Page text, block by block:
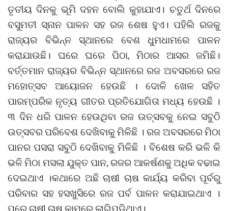
ତୃତୀୟ ଦିନକୁ ଭୂମି ଦହନ ବୋଲି କୁହାଯାଏ। ଚତୁର୍ଥ ଦିନରେ
ବସୁମତୀ ସ୍ନାନ ପାଳନ ସହ ରଜ ଶେଷ ହୁଏ। ପହିଲି ରଜକୁ
ରାଜ୍ୟର ବିଭିନ୍ନ ସ୍ଥାନରେ ବେଶ ଧୁମଧାମରେ ପାଳନ
କରାଯାଉଛି। ଘରେ ଘରେ ପିଠା, ମିଠାର ଆସର ଜମିଛି।
ବର୍ତ୍ତମାନ ରାଜ୍ୟର ବିଭିନ୍ନ ସ୍ଥାନରେ ରଜ ଅବସରରେ ରଜ
ମହୋତ୍ସବ ଆୟୋଜନ ହେଉଛି । ଦୋଳି ଖେଳ ସହିତ
ପାରମ୍ପରିକ ନୃତ୍ୟ ଗୀତର ପ୍ରତିଯୋଗିତା ମଧ୍ୟ ହେଉଛି ।
୩ ଦିନ ଧରି ପାଳନ ହେଉଥିବା ରଜ ଉତ୍ସବକୁ ନେଇ ସବୁଠି
ଉତ୍ସବର ପରିବେଶ ଦେଖିବାକୁ ମିଳିଛି । ରଜ ଅବସରରେ ମିଠା
ପାନର ପସରା ସବୁଠି ଦେଖିବାକୁ ମିଳିଛି । ବିଶେଷ କରି ଭଳି କି
ଭଳି ମିଠା ମସଲା ଯୁକ୍ତ ପାନ, ରଜର ଆକର୍ଷଣକୁ ଅଧିକ ବଢାଇ
ଦେଇଥାଏ ।କଥାରେ ଅଛି ଚାଷୀ ଚାଷ କାର୍ଯ୍ୟ କରିବା ପୂର୍ବରୁ
ପରିବାର ସହ ହସଖୁସିରେ ରଜ ପର୍ବ ପାଳନ କରାଯାଇଥାଏ ।
ପରେ ଚାଷୀ ଚାଷ କାମରେ ଲାଗିପଡିଥାଏ।